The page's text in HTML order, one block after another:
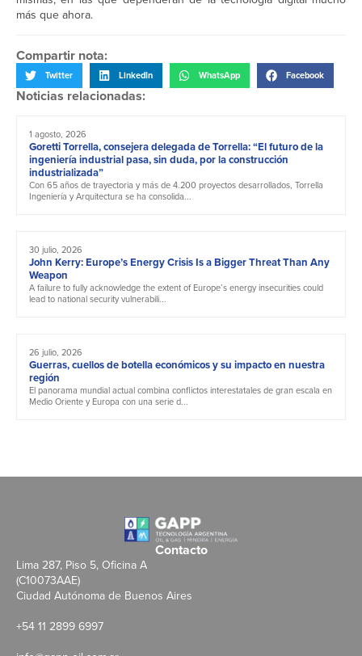
más que ahora.
Compartir nota:
Twitter LinkedIn WhatsApp Facebook
Noticias relacionadas:
1 agosto, 2026
Goretti Torrella, consejera delegada de Torrella: “El futuro de la
ingeniería industrial pasa, sin duda, por la construcción
industrializada”
Con 65 años de trayectoria y más de 4.200 proyectos desarrollados, Torrella
Ingeniería y Arquitectura se ha consolida...
30 julio, 2026
John Kerry: Europe’s Energy Crisis Is a Bigger Threat Than Any
Weapon
A failure to fully acknowledge the extent of Europe’s energy insecurities could
lead to national security vulnerabili...
26 julio, 2026
Guerras, cuellos de botella económicos y su impacto en nuestra
región
El panorama mundial actual combina conflictos interestatales de gran escala en
Medio Oriente y Europa con una serie d...
Contacto
Lima 287, Piso 5, Oficina A
(C10073AAE)
Ciudad Autónoma de Buenos Aires
+54 11 2899 6997